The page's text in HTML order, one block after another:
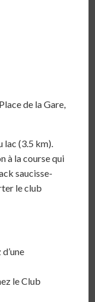
de la Gare,
lac (3.5 km).
à la course qui
saucisse-
le club
le Club